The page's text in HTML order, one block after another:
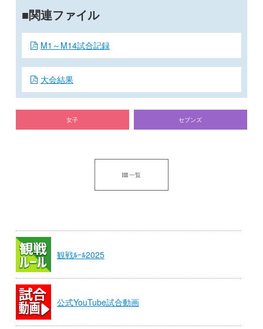
関連ファイル
M1～M14試合記録
大会結果
女子 セブンズ
一覧
観戦ﾙｰﾙ2025
公式YouTube試合動画